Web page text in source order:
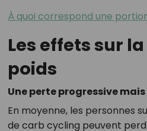
À quoi correspond une
Les effets sur
poids
Une perte progressive
En moyenne, les personnes
de carb cycling peuvent